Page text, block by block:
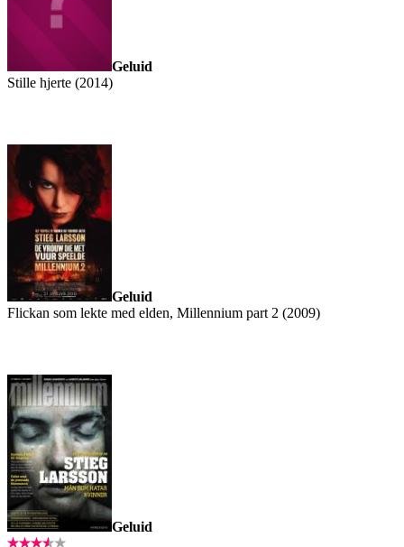
Geluid
Stille hjerte (2014)
Geluid
Flickan som lekte med elden, Millennium part 2 (2009)
Geluid